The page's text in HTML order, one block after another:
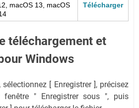
macOS 13, macOS
Télécharger
téléchargement et
Windows
[ Enregistrer ], précisez
" Enregistrer sous ", puis